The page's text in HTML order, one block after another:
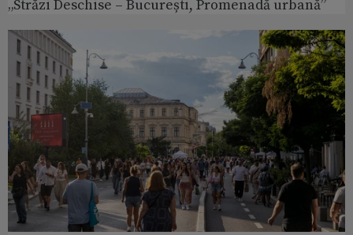
„Străzi Deschise – București, Promenadă urbană”